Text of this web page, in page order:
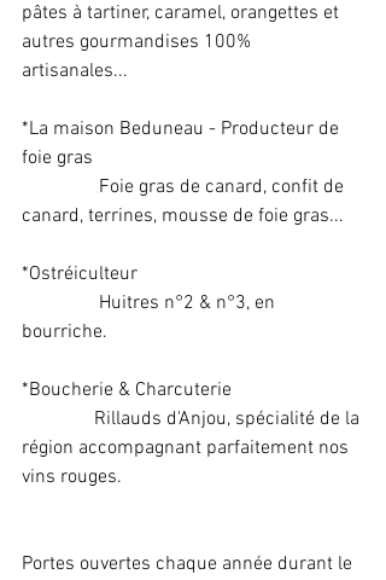
pâtes à tartiner, caramel, orangettes et
autres gourmandises 100%
artisanales...
*La maison Beduneau - Producteur de
foie gras
canard, terrines, mousse de foie gras...
*Ostréiculteur
bourriche.
*Boucherie & Charcuterie
région accompagnant parfaitement nos
vins rouges.
Portes ouvertes chaque année durant le